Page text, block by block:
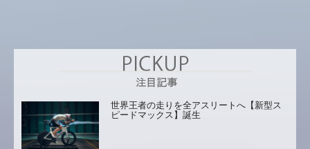
世界王者の走りを全アスリートへ【新型ス
ピードマックス】誕生